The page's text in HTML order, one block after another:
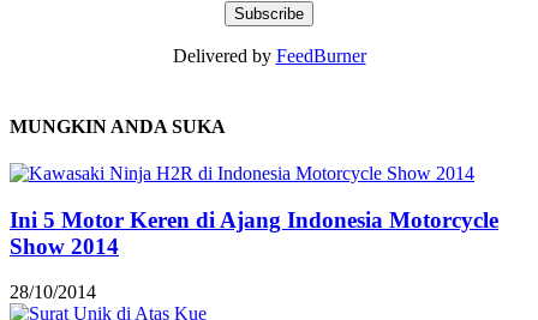
Delivered by FeedBurner
MUNGKIN ANDA SUKA
Ini 5 Motor Keren di Ajang Indonesia Motorcycle
Show 2014
28/10/2014